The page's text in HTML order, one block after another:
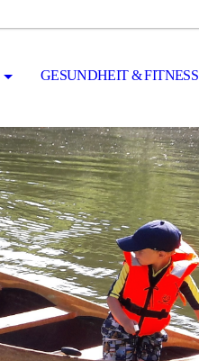
GESUNDHEIT & FITNESS